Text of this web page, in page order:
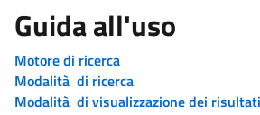
Guida all'uso
Motore di ricerca
Modalità di ricerca
Modalità di visualizzazione dei risultati